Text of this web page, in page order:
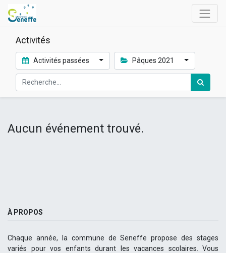
Activités
Activités passées Pâques 2021
Aucun événement trouvé.
À PROPOS
Chaque année, la commune de Seneffe propose des stages
variés pour vos enfants durant les vacances scolaires. Vous